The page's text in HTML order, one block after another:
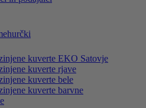
kuverte EKO Satovje
kuverte rjave
kuverte bele
kuverte barvne